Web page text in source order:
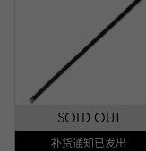
SOLD OUT
补货通知已发出